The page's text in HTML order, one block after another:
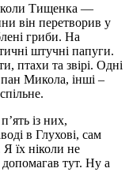
Тищенка —
він перетворив у
гриби. На
штучні папуги.
птахи та звірі. Одні
Микола, інші –
із них,
в Глухові, сам
їх ніколи не
тут. Ну а